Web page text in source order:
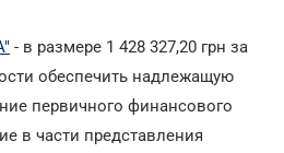
- в размере 1 428 327,20 грн за
обеспечить надлежащую
первичного финансового
в части представления